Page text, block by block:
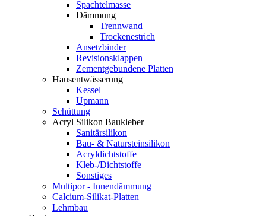
Spachtelmasse
Dämmung
Trennwand
Trockenestrich
Ansetzbinder
Revisionsklappen
Zementgebundene Platten
Hausentwässerung
Kessel
Upmann
Schüttung
Acryl Silikon Baukleber
Sanitärsilikon
Bau- & Natursteinsilikon
Acryldichtstoffe
Kleb-/Dichtstoffe
Sonstiges
Multipor - Innendämmung
Calcium-Silikat-Platten
Lehmbau